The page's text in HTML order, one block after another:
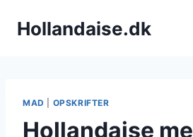
Hollandaise.dk
MAD OPSKRIFTER
Hollandaise